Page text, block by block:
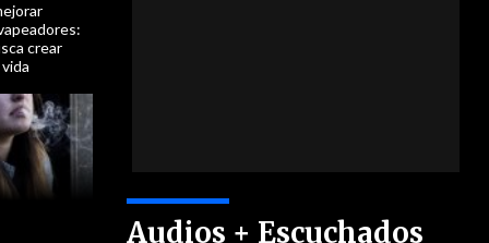
Audios + Escuchados
crear